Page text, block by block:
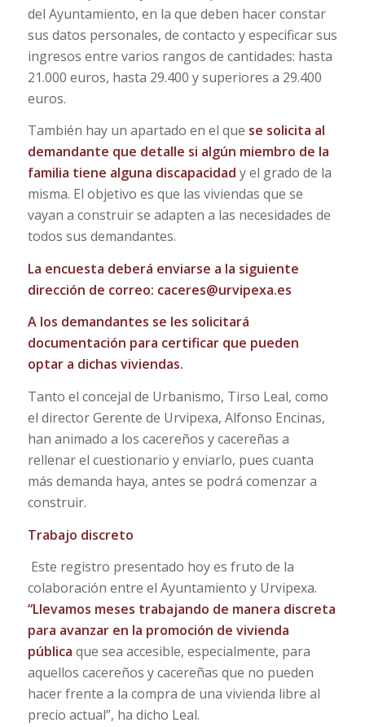
del Ayuntamiento, en la que deben hacer constar
sus datos personales, de contacto y especificar sus
ingresos entre varios rangos de cantidades: hasta
21.000 euros, hasta 29.400 y superiores a 29.400
euros.
También hay un apartado en el que se solicita al
demandante que detalle si algún miembro de la
familia tiene alguna discapacidad y el grado de la
misma. El objetivo es que las viviendas que se
vayan a construir se adapten a las necesidades de
todos sus demandantes.
La encuesta deberá enviarse a la siguiente
dirección de correo: caceres@urvipexa.es
A los demandantes se les solicitará
documentación para certificar que pueden
optar a dichas viviendas.
Tanto el concejal de Urbanismo, Tirso Leal, como
el director Gerente de Urvipexa, Alfonso Encinas,
han animado a los cacereños y cacereñas a
rellenar el cuestionario y enviarlo, pues cuanta
más demanda haya, antes se podrá comenzar a
construir.
Trabajo discreto
Este registro presentado hoy es fruto de la
colaboración entre el Ayuntamiento y Urvipexa.
“Llevamos meses trabajando de manera discreta
para avanzar en la promoción de vivienda
pública que sea accesible, especialmente, para
aquellos cacereños y cacereñas que no pueden
hacer frente a la compra de una vivienda libre al
precio actual”, ha dicho Leal.